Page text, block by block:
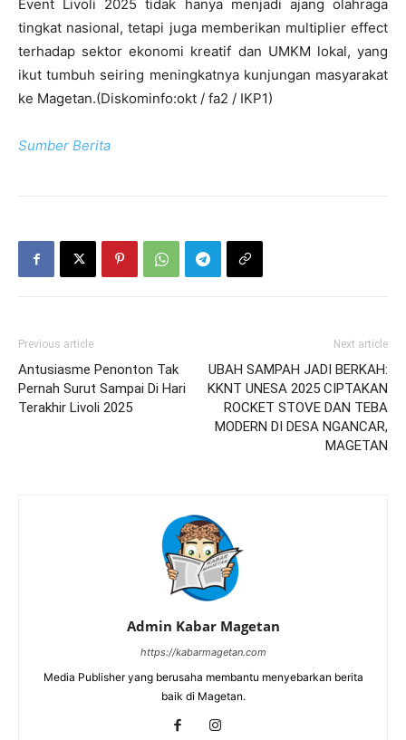
Event Livoli 2025 tidak hanya menjadi ajang olahraga
tingkat nasional, tetapi juga memberikan multiplier effect
terhadap sektor ekonomi kreatif dan UMKM lokal, yang
ikut tumbuh seiring meningkatnya kunjungan masyarakat
ke Magetan.(Diskominfo:okt / fa2 / IKP1)
Sumber Berita
Previous article
Antusiasme Penonton Tak
Pernah Surut Sampai Di Hari
Terakhir Livoli 2025
Next article
UBAH SAMPAH JADI BERKAH:
KKNT UNESA 2025 CIPTAKAN
ROCKET STOVE DAN TEBA
MODERN DI DESA NGANCAR,
MAGETAN
Admin Kabar Magetan
https://kabarmagetan.com
Media Publisher yang berusaha membantu menyebarkan berita
baik di Magetan.